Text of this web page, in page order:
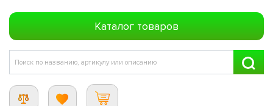
Каталог товаров